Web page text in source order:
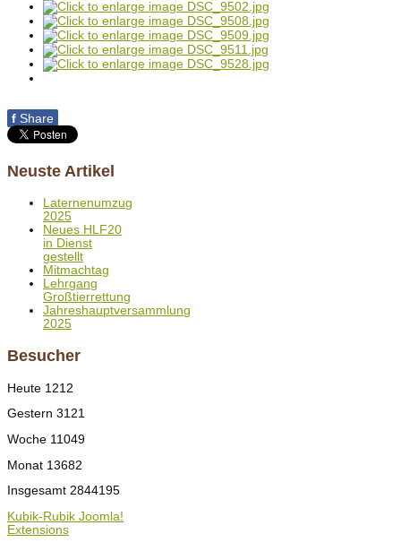
f Share
Neuste Artikel
Laternenumzug
2025
Neues HLF20
in Dienst
gestellt
Mitmachtag
Lehrgang
Großtierrettung
Jahreshauptversammlung
2025
Besucher
Heute 1212
Gestern 3121
Woche 11049
Monat 13682
Insgesamt 2844195
Kubik-Rubik Joomla!
Extensions